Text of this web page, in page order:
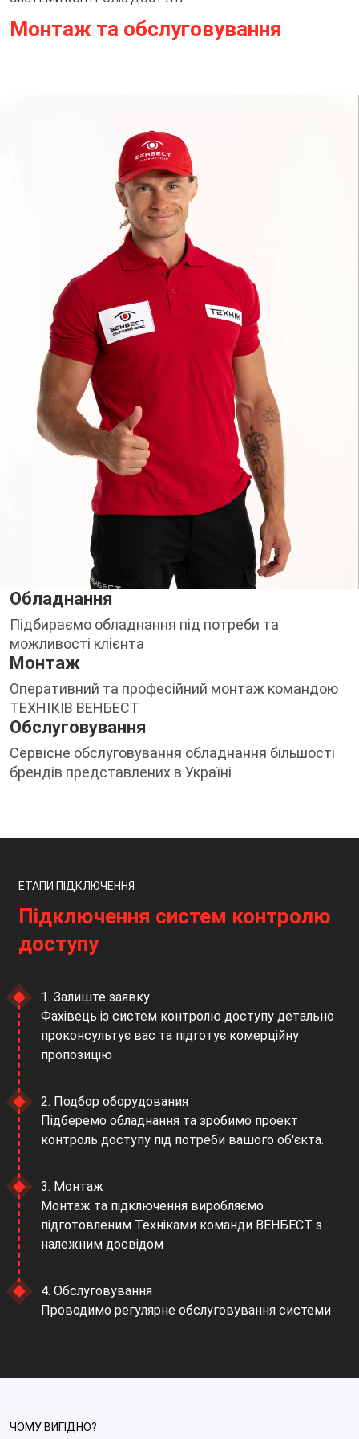
Монтаж та обслуговування
Обладнання
Підбираємо обладнання під потреби та
можливості клієнта
Монтаж
Оперативний та професійний монтаж командою
ТЕХНІКІВ ВЕНБЕСТ
Обслуговування
Сервісне обслуговування обладнання більшості
брендів представлених в Україні
ЕТАПИ ПІДКЛЮЧЕННЯ
Підключення систем контролю
доступу
1. Залиште заявку
Фахівець із систем контролю доступу детально
проконсультує вас та підготує комерційну
пропозицію
2. Подбор оборудования
Підберемо обладнання та зробимо проект
контроль доступу під потреби вашого об'єкта.
3. Монтаж
Монтаж та підключення виробляємо
підготовленим Техніками команди ВЕНБЕСТ з
належним досвідом
4. Обслуговування
Проводимо регулярне обслуговування системи
ЧОМУ ВИГІДНО?